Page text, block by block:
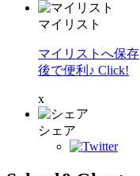
マイリスト
マイリストへ保存
後で便利♪ Click!
x
シェア